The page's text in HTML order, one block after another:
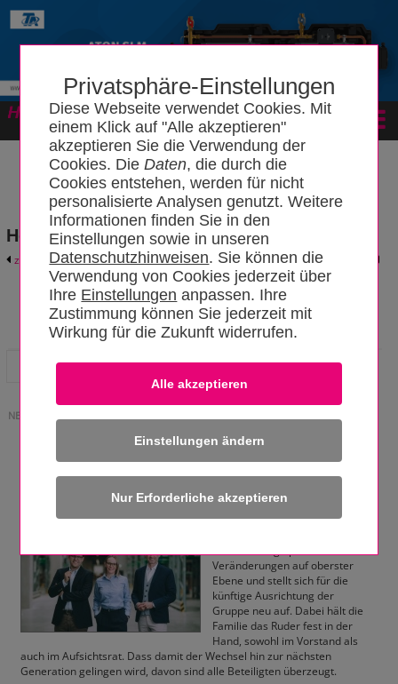
Privatsphäre-Einstellungen
Diese Webseite verwendet Cookies. Mit
einem Klick auf "Alle akzeptieren"
akzeptieren Sie die Verwendung der
Cookies. DieDaten, die durch die
Cookies entstehen, werden für nicht
personalisierte Analysen genutzt. Weitere
Informationen finden Sie in den
Einstellungen sowie in unseren
Datenschutzhinweisen. Sie können die
Verwendung von Cookies jederzeit über
Ihre Einstellungen anpassen. Ihre
Zustimmung können Sie jederzeit mit
Wirkung für die Zukunft widerrufen.
Einstellungen ändern
Hersteller- und Produktkatalog
zurück zum Katalog Hersteller-Login
REISSER AG
Hersteller News
NEWS
Wechsel an der Spitze: SHK-Großhändler REISSER
setzt auf frischen Spirit im Familienunternehmen
Die Power der fünften Generation
Erschienen am: 11.06.2026
Veränderungen auf oberster
Ebene und stellt sich für die
künftige Ausrichtung der
Gruppe neu auf. Dabei hält die
Familie das Ruder fest in der
Hand, sowohl im Vorstand als
auch im Aufsichtsrat. Dass damit der Wechsel hin zur nächsten
Generation gelingen wird, davon sind alle Beteiligten überzeugt.